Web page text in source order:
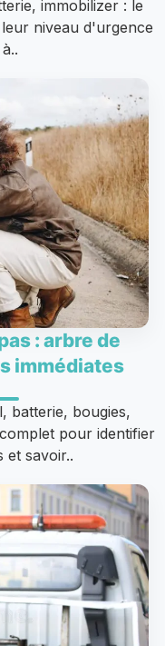
immobilizer : le
niveau d'urgence
: arbre de
immédiates
batterie, bougies,
pour identifier
et savoir..